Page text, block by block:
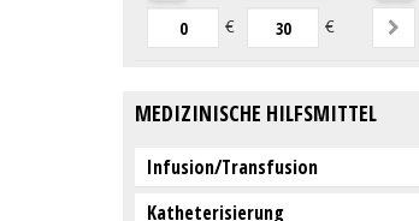
€ €
MEDIZINISCHE HILFSMITTEL
Infusion/Transfusion
Katheterisierung